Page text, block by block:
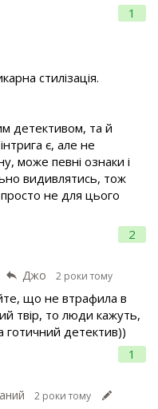
1
2
стилізація.
детективом, та й
є, але не
може певні ознаки і
видивлятись, тож
не для цього
Джо 2 роки тому
1
що не втрафила в
твір, то люди кажуть,
готичний детектив))
2 роки тому